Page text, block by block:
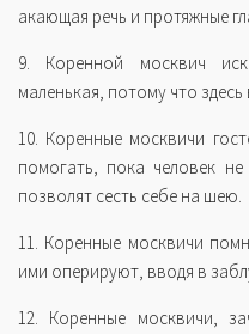
акающая речь и протяжные
9. Коренной москвич
маленькая, потому что
10. Коренные москвичи
помогать, пока человек
позволят сесть себе на шею.
11. Коренные москвичи
ими оперируют, вводя в
12. Коренные москвичи,